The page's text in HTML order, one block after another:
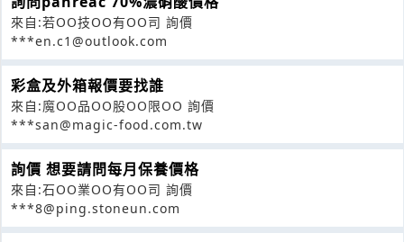
來自:若OO技OO有OO司 詢價
***en.c1@outlook.com
彩盒及外箱報價要找誰
來自:魔OO品OO股OO限OO 詢價
***san@magic-food.com.tw
詢價 想要請問每月保養價格
來自:石OO業OO有OO司 詢價
***8@ping.stoneun.com